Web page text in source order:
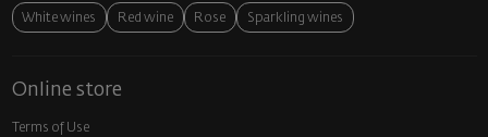
White wines Red wine Rose Sparkling wines
Online store
Terms of Use